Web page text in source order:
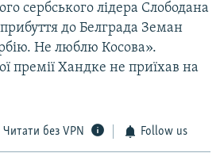
сербського лідера Слободана
до Белграда Земан
Не люблю Косова».
премії Хандке не приїхав на
Читати без VPN Follow us